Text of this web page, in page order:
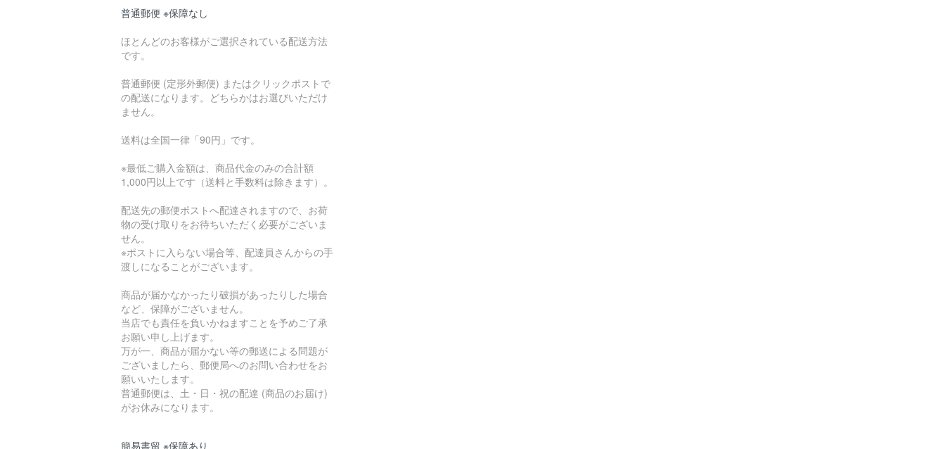
普通郵便 ※保障なし
ほとんどのお客様がご選択されている配送方法
です。
普通郵便 (定形外郵便) またはクリックポストで
の配送になります。どちらかはお選びいただけ
ません。
送料は全国一律「90円」です。
※最低ご購入金額は、商品代金のみの合計額
1,000円以上です（送料と手数料は除きます）。
配送先の郵便ポストへ配達されますので、お荷
物の受け取りをお待ちいただく必要がございま
せん。
※ポストに入らない場合等、配達員さんからの手
渡しになることがございます。
商品が届かなかったり破損があったりした場合
など、保障がございません。
当店でも責任を負いかねますことを予めご了承
お願い申し上げます。
万が一、商品が届かない等の郵送による問題が
ございましたら、郵便局へのお問い合わせをお
願いいたします。
普通郵便は、土・日・祝の配達 (商品のお届け)
がお休みになります。
簡易書留 ※保障あり